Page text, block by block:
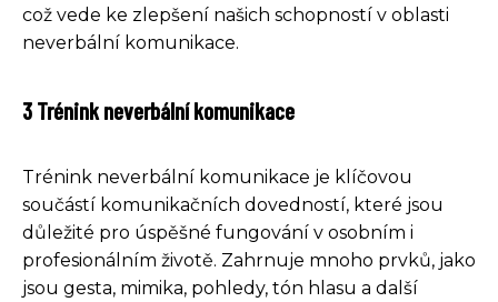
což vede ke zlepšení našich schopností v oblasti
neverbální komunikace.
3 Trénink neverbální komunikace
Trénink neverbální komunikace je klíčovou
součástí komunikačních dovedností, které jsou
důležité pro úspěšné fungování v osobním i
profesionálním životě. Zahrnuje mnoho prvků, jako
jsou gesta, mimika, pohledy, tón hlasu a další